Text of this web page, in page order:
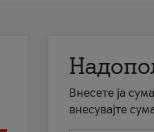
Внесете ја
внесувајте